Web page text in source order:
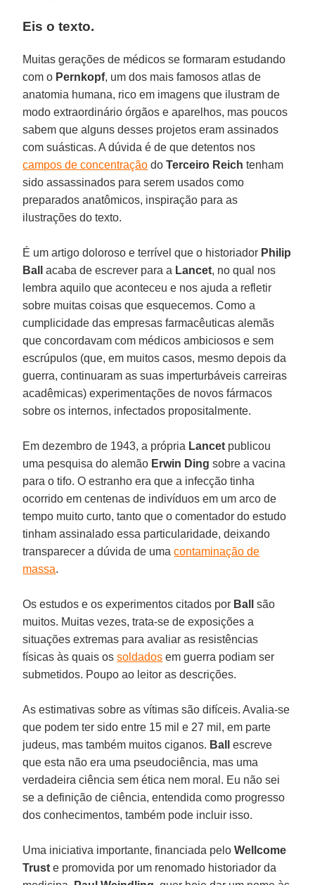
Eis o texto.
Muitas gerações de médicos se formaram estudando
com o Pernkopf, um dos mais famosos atlas de
anatomia humana, rico em imagens que ilustram de
modo extraordinário órgãos e aparelhos, mas poucos
sabem que alguns desses projetos eram assinados
com suásticas. A dúvida é de que detentos nos
campos de concentração doTerceiro Reich tenham
sido assassinados para serem usados como
preparados anatômicos, inspiração para as
ilustrações do texto.
É um artigo doloroso e terrível que o historiador Philip
Ball
acaba de escrever para a Lancet, no qual nos
lembra aquilo que aconteceu e nos ajuda a refletir
sobre muitas coisas que esquecemos. Como a
cumplicidade das empresas farmacêuticas alemãs
que concordavam com médicos ambiciosos e sem
escrúpulos (que, em muitos casos, mesmo depois da
guerra, continuaram as suas imperturbáveis carreiras
acadêmicas) experimentações de novos fármacos
sobre os internos, infectados propositalmente.
Em dezembro de 1943, a própria Lancet publicou
uma pesquisa do alemão Erwin Ding sobre a vacina
para o tifo. O estranho era que a infecção tinha
ocorrido em centenas de indivíduos em um arco de
tempo muito curto, tanto que o comentador do estudo
tinham assinalado essa particularidade, deixando
transparecer a dúvida de umacontaminação de
massa.
Os estudos e os experimentos citados por Ball
são
muitos. Muitas vezes, trata-se de exposições a
situações extremas para avaliar as resistências
físicas às quais ossoldados em guerra podiam ser
submetidos. Poupo ao leitor as descrições.
As estimativas sobre as vítimas são difíceis. Avalia-se
que podem ter sido entre 15 mil e 27 mil, em parte
judeus, mas também muitos ciganos. Ball
escreve
que esta não era uma pseudociência, mas uma
verdadeira ciência sem ética nem moral. Eu não sei
se a definição de ciência, entendida como progresso
dos conhecimentos, também pode incluir isso.
Uma iniciativa importante, financiada peloWellcome
Trust e promovida por um renomado historiador da